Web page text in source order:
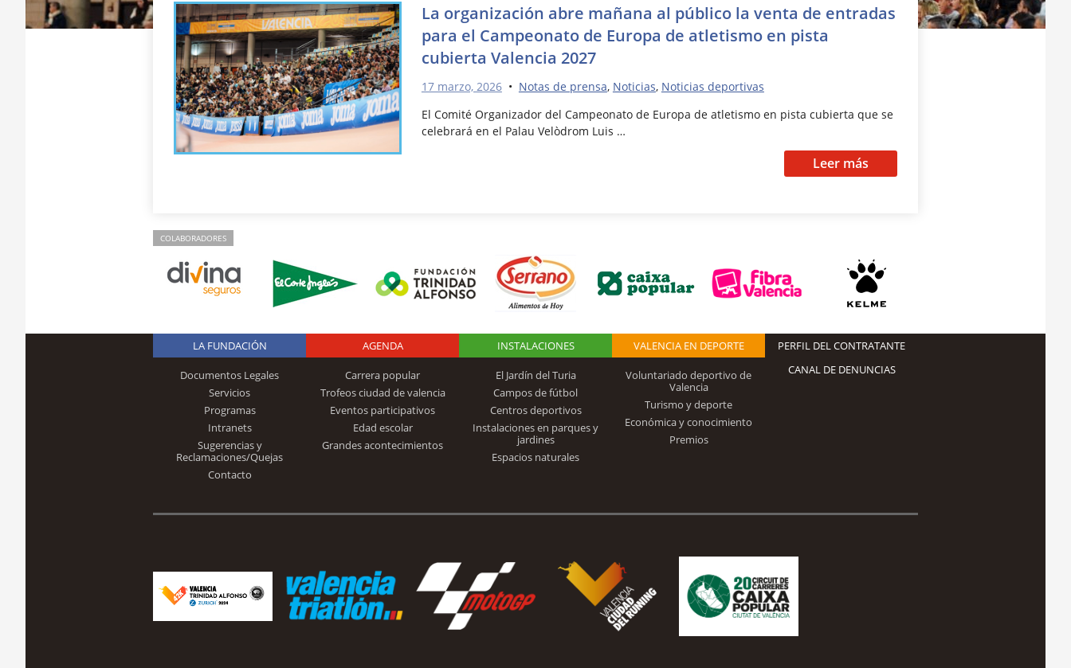
La organización abre mañana al público la venta de entradas
para el Campeonato de Europa de atletismo en pista
cubierta Valencia 2027
17 marzo, 2026• Notas de prensa, Noticias, Noticias deportivas
El Comité Organizador del Campeonato de Europa de atletismo en pista cubierta que se
celebrará en el Palau Velòdrom Luis …
Leer más
COLABORADORES
Logo Fundación
Trinidad Alfonso
LA FUNDACIÓN
Documentos Legales
Servicios
Programas
Intranets
Sugerencias y
Reclamaciones/Quejas
Contacto
AGENDA
Carrera popular
Trofeos ciudad de valencia
Eventos participativos
Edad escolar
Grandes acontecimientos
INSTALACIONES
El Jardín del Turia
Campos de fútbol
Centros deportivos
Instalaciones en parques y
jardines
Espacios naturales
VALENCIA EN DEPORTE
Voluntariado deportivo de
Valencia
Turismo y deporte
Económica y conocimiento
Premios
PERFIL DEL CONTRATANTE
CANAL DE DENUNCIAS